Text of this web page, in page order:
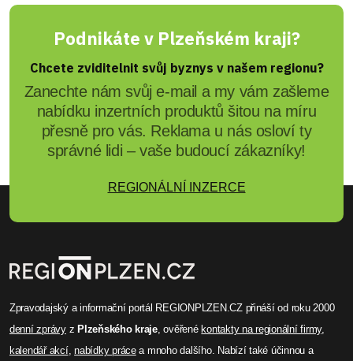
Podnikáte v Plzeňském kraji?
Chcete zviditelnit svůj byznys v našem regionu?
Zanechte nám svůj e-mail a my vám zašleme
nabídku inzertních produktů šitou na míru
přesně pro vás. Reklama u nás osloví ty
správné lidi – vaše budoucí zákazníky!
REGIONÁLNÍ INZERCE
Zpravodajský a informační portál REGIONPLZEN.CZ přináší od roku 2000
denní zprávyzPlzeňského kraje, ověřenékontakty na regionální firmy,
kalendář akcí,nabídky prácea mnoho dalšího. Nabízí také účinnou a